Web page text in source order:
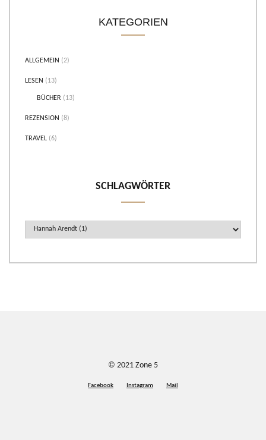
KATEGORIEN
ALLGEMEIN (2)
LESEN (13)
BÜCHER (13)
REZENSION (8)
TRAVEL (6)
SCHLAGWÖRTER
© 2021 Zone 5
Facebook Instagram Mail